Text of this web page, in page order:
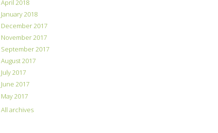
April 2018
January 2018
December 2017
November 2017
September 2017
August 2017
July 2017
June 2017
May 2017
All archives